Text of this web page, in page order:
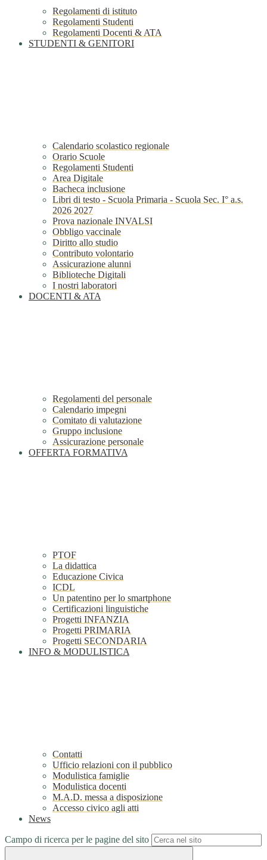
Regolamenti di istituto
Regolamenti Studenti
Regolamenti Docenti & ATA
STUDENTI & GENITORI
Calendario scolastico regionale
Orario Scuole
Regolamenti Studenti
Area Digitale
Bacheca inclusione
Libri di testo - Scuola Primaria - Scuola Sec. I° a.s.
2026 2027
Prova nazionale INVALSI
Obbligo vaccinale
Diritto allo studio
Contributo volontario
Assicurazione alunni
Biblioteche Digitali
I nostri laboratori
DOCENTI & ATA
Regolamenti del personale
Calendario impegni
Comitato di valutazione
Gruppo inclusione
Assicurazione personale
OFFERTA FORMATIVA
PTOF
La didattica
Educazione Civica
ICDL
Un patentino per lo smartphone
Certificazioni linguistiche
Progetti INFANZIA
Progetti PRIMARIA
Progetti SECONDARIA
INFO & MODULISTICA
Contatti
Ufficio relazioni con il pubblico
Modulistica famiglie
Modulistica docenti
M.A.D. messa a disposizione
Accesso civico agli atti
News
Campo di ricerca per le pagine del sito